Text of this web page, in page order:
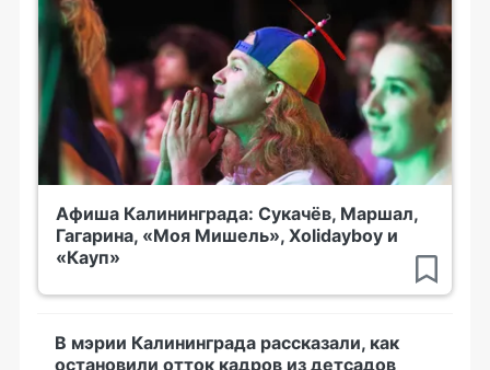
Афиша Калининграда: Сукачёв, Маршал,
Гагарина, «Моя Мишель», Xolidayboy и
«Кауп»
В мэрии Калининграда рассказали, как
остановили отток кадров из детсадов